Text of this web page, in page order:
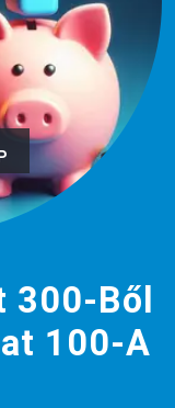
300-Ből
100-A